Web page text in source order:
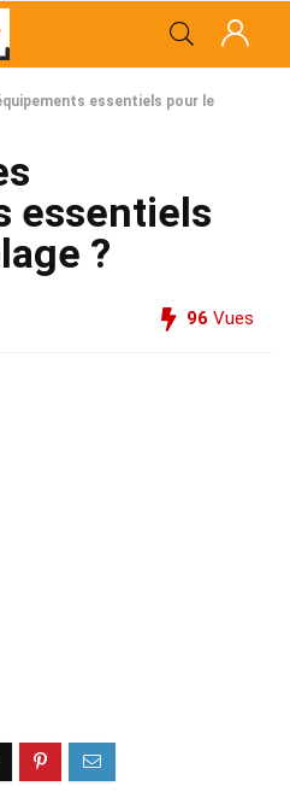
essentiels pour le
essentiels
?
96 Vues